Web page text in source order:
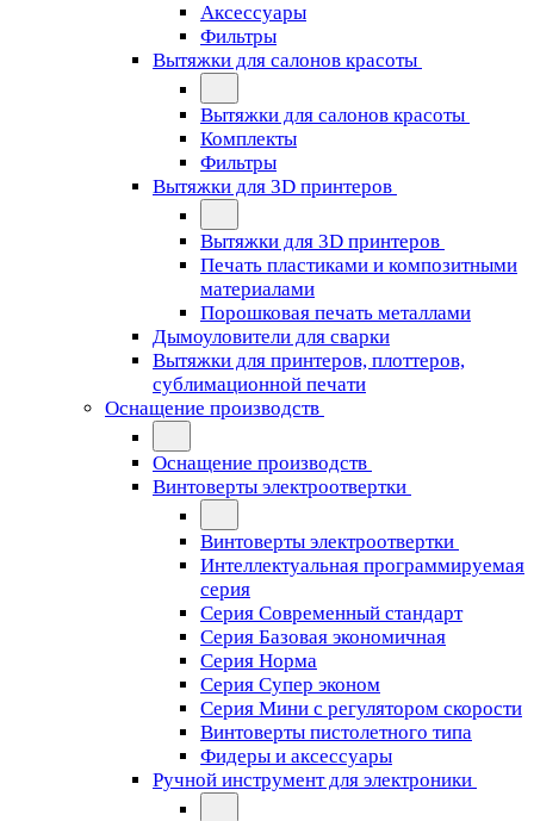
Аксессуары
Фильтры
Вытяжки для салонов красоты
Вытяжки для салонов красоты
Комплекты
Фильтры
Вытяжки для 3D принтеров
Вытяжки для 3D принтеров
Печать пластиками и композитными
материалами
Порошковая печать металлами
Дымоуловители для сварки
Вытяжки для принтеров, плоттеров,
сублимационной печати
Оснащение производств
Оснащение производств
Винтоверты электроотвертки
Винтоверты электроотвертки
Интеллектуальная программируемая
серия
Серия Современный стандарт
Серия Базовая экономичная
Серия Норма
Серия Cупер эконом
Серия Мини с регулятором скорости
Винтоверты пистолетного типа
Фидеры и аксессуары
Ручной инструмент для электроники